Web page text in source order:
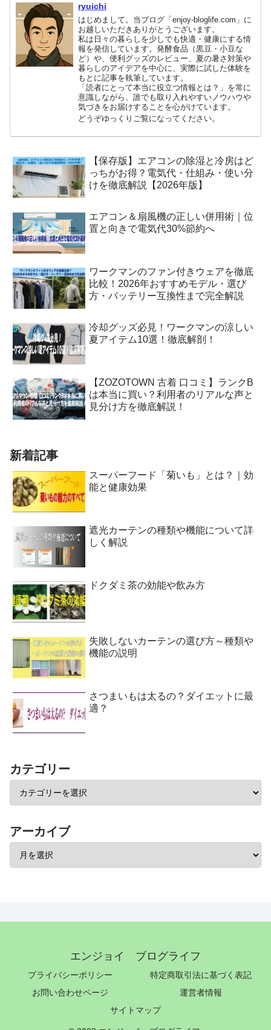
ryuichi
はじめまして。当ブログ「enjoy-bloglife.com」に
お越しいただきありがとうございます。
私は日々の暮らしを少しでも快適・健康にする情
報を発信しています。発酵食品（黒豆・小豆な
ど）や、便利グッズのレビュー、夏の暑さ対策や
暮らしのアイデアを中心に、実際に試した体験を
もとに記事を執筆しています。
「読者にとって本当に役立つ情報とは？」を常に
意識しながら、誰でも取り入れやすいノウハウや
気づきをお届けすることを心がけています。
どうぞゆっくりご覧になってください。
【保存版】エアコンの除湿と冷房はど
っちがお得？電気代・仕組み・使い分
けを徹底解説【2026年版】
エアコン＆扇風機の正しい併用術｜位
置と向きで電気代30%節約へ
ワークマンのファン付きウェアを徹底
比較！2026年おすすめモデル・選び
方・バッテリー互換性まで完全解説
冷却グッズ必見！ワークマンの涼しい
夏アイテム10選！徹底解剖！
【ZOZOTOWN 古着 口コミ】ランクB
は本当に買い？利用者のリアルな声と
見分け方を徹底解説！
新着記事
スーパーフード「菊いも」とは？｜効
能と健康効果
遮光カーテンの種類や機能について詳
しく解説
ドクダミ茶の効能や飲み方
失敗しないカーテンの選び方～種類や
機能の説明
さつまいもは太るの？ダイエットに最
適？
カテゴリー
アーカイブ
エンジョイ ブログライフ
プライバシーポリシー
特定商取引法に基づく表記
お問い合わせページ
運営者情報
サイトマップ